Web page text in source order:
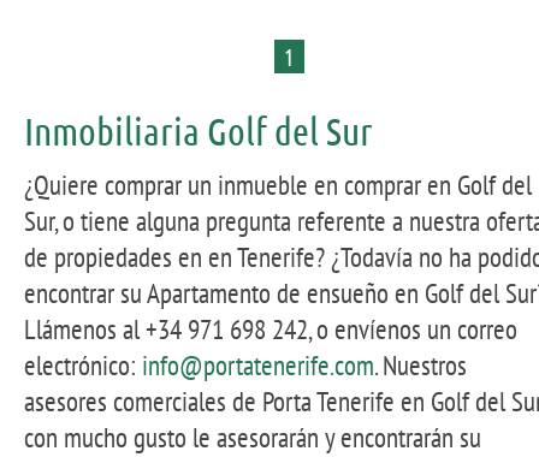
1
Inmobiliaria Golf del Sur
¿Quiere comprar un inmueble en comprar en Golf del
Sur, o tiene alguna pregunta referente a nuestra
de propiedades en en Tenerife? ¿Todavía no ha
encontrar su Apartamento de ensueño en Golf del
Llámenos al +34 971 698 242, o envíenos un correo
electrónico: info@portatenerife.com. Nuestros
asesores comerciales de Porta Tenerife en Golf del
con mucho gusto le asesorarán y encontrarán su